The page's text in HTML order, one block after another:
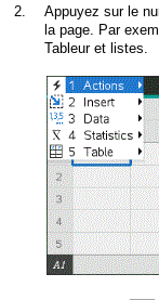
2.
Appuyez sur le
la page. Par
Tableur et listes.